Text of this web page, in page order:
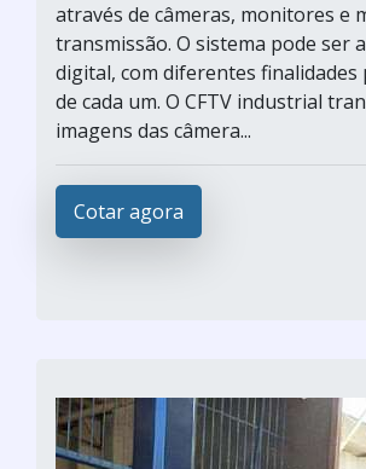
através de câmeras, monitores e
transmissão. O sistema pode ser
digital, com diferentes finalidades
de cada um. O CFTV industrial
imagens das câmera...
Cotar agora